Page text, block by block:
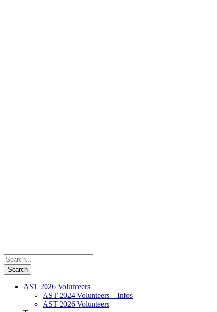
AST 2026 Volunteers
AST 2024 Volunteers – Infos
AST 2026 Volunteers